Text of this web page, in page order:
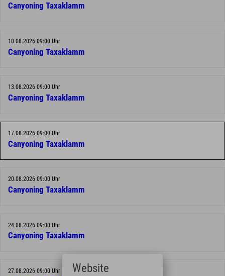
Canyoning Taxaklamm
10.08.2026 09:00 Uhr
Canyoning Taxaklamm
13.08.2026 09:00 Uhr
Canyoning Taxaklamm
17.08.2026 09:00 Uhr
Canyoning Taxaklamm
20.08.2026 09:00 Uhr
Canyoning Taxaklamm
24.08.2026 09:00 Uhr
Canyoning Taxaklamm
27.08.2026 09:00 Uhr Website